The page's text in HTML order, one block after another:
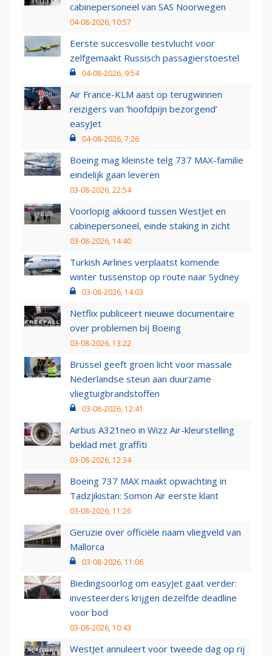
cabinepersoneel van SAS Noorwegen
04-08-2026, 10:57
Eerste succesvolle testvlucht voor
zelfgemaakt Russisch passagierstoestel
04-08-2026, 9:54
Air France-KLM aast op terugwinnen
reizigers van ‘hoofdpijn bezorgend’
easyJet
04-08-2026, 7:26
Boeing mag kleinste telg 737 MAX-familie
eindelijk gaan leveren
03-08-2026, 22:54
Voorlopig akkoord tussen WestJet en
cabinepersoneel, einde staking in zicht
03-08-2026, 14:40
Turkish Airlines verplaatst komende
winter tussenstop op route naar Sydney
03-08-2026, 14:03
Netflix publiceert nieuwe documentaire
over problemen bij Boeing
03-08-2026, 13:22
Brussel geeft groen licht voor massale
Nederlandse steun aan duurzame
vliegtuigbrandstoffen
03-08-2026, 12:41
Airbus A321neo in Wizz Air-kleurstelling
beklad met graffiti
03-08-2026, 12:34
Boeing 737 MAX maakt opwachting in
Tadzjikistan: Somon Air eerste klant
03-08-2026, 11:26
Geruzie over officiële naam vliegveld van
Mallorca
03-08-2026, 11:06
Biedingsoorlog om easyJet gaat verder:
investeerders krijgen dezelfde deadline
voor bod
03-08-2026, 10:43
WestJet annuleert voor tweede dag op rij